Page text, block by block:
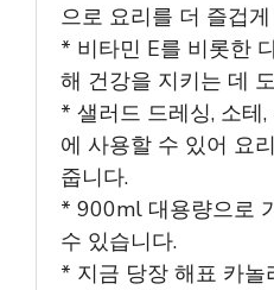
으로 요리를 더 즐겁
* 비타민 E를 비롯한
해 건강을 지키는 데
* 샐러드 드레싱, 소테
에 사용할 수 있어 요
줍니다.
* 900ml 대용량으로
수 있습니다.
* 지금 당장 해표 카